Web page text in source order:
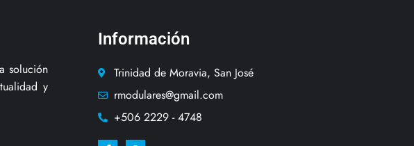
solución
y
Información
Trinidad de Moravia, San José
rmodulares@gmail.com
+506 2229 - 4748